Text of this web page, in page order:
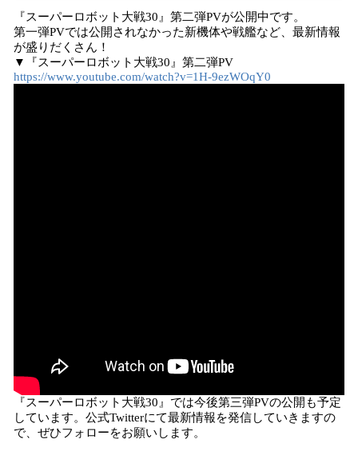
『スーパーロボット大戦30』第二弾PVが公開中です。
第一弾PVでは公開されなかった新機体や戦艦など、最新情報
が盛りだくさん！
▼『スーパーロボット大戦30』第二弾PV
https://www.youtube.com/watch?v=1H-9ezWOqY0
『スーパーロボット大戦30』では今後第三弾PVの公開も予定
しています。公式Twitterにて最新情報を発信していきますの
で、ぜひフォローをお願いします。